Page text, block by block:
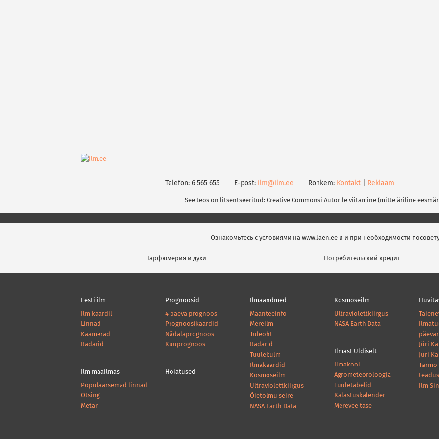
Telefon: 6 565 655 E-post: ilm@ilm.ee Rohkem: Kontakt Reklaam
See teos on litsentseeritud: Creative Commonsi Autorile viitamine (mitte äriline
Парфюмерия и духи
Ознакомьтесь с условиями на www.laen.ee и и при необходимости
Потребительский кредит
Eesti ilm
Ilm kaardil
Linnad
Kaamerad
Radarid
Ilm maailmas
Populaarsemad linnad
Otsing
Metar
Prognoosid
4 päeva prognoos
Prognoosikaardid
Nädalaprognoos
Kuuprognoos
Hoiatused
Ilmaandmed
Maanteeinfo
Mereilm
Tuleoht
Radarid
Tuulekülm
Ilmakaardid
Kosmoseilm
Ultraviolettkiirgus
Õietolmu seire
NASA Earth Data
Kosmoseilm
Ultraviolettkiirgus
NASA Earth Data
Ilmast Üldiselt
Ilmakool
Agrometeoroloogia
Tuuletabelid
Kalastuskalender
Merevee tase
Jüri
Jüri
Ilm